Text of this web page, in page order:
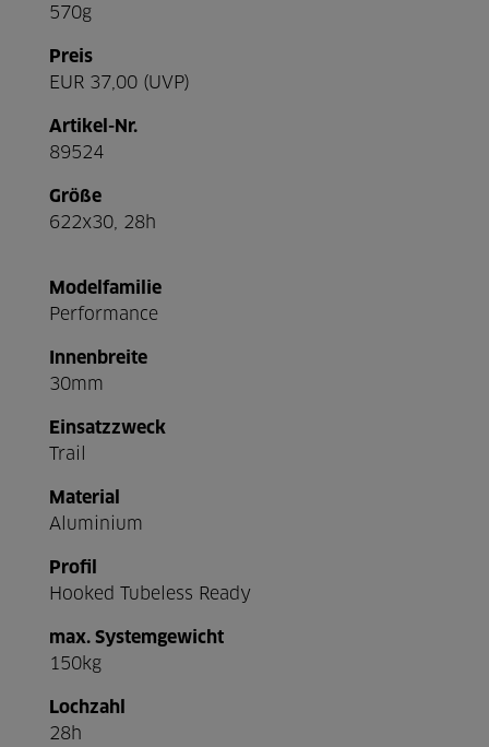
570g
Preis
EUR 37,00 (UVP)
Artikel-Nr.
89524
Größe
622x30, 28h
Modelfamilie
Performance
Innenbreite
30mm
Einsatzzweck
Trail
Material
Aluminium
Profil
Hooked Tubeless Ready
max. Systemgewicht
150kg
Lochzahl
28h